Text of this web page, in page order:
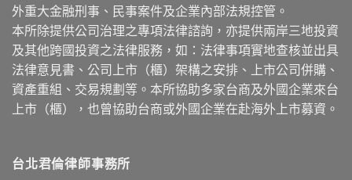
外重大金融刑事、民事案件及企業內部法規控管。
本所除提供公司治理之專項法律諮詢，亦提供兩岸三地投資
及其他跨國投資之法律服務，如：法律事項實地查核並出具
法律意見書、公司上市（櫃）架構之安排、上市公司併購、
資產重組、交易規劃等。本所協助多家台商及外國企業來台
上市（櫃），也曾協助台商或外國企業在赴海外上市募資。
台北君倫律師事務所